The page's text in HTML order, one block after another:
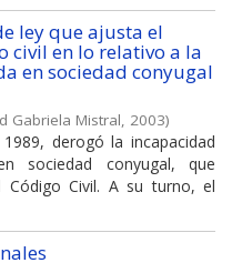
ley que ajusta el
civil en lo relativo a la
en sociedad conyugal
Gabriela Mistral, 2003)
derogó la incapacidad
sociedad conyugal, que
Civil. A su turno, el